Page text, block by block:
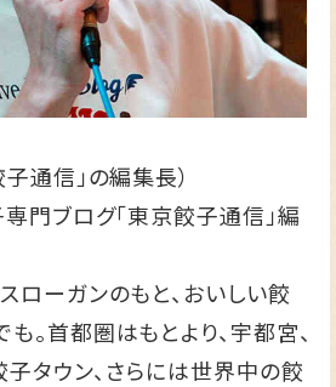
子通信」の編集長）
門ブログ「東京餃子通信」編
ローガンのもと、おいしい餃
。首都圏はもとより、宇都宮、
タウン、さらには世界中の餃